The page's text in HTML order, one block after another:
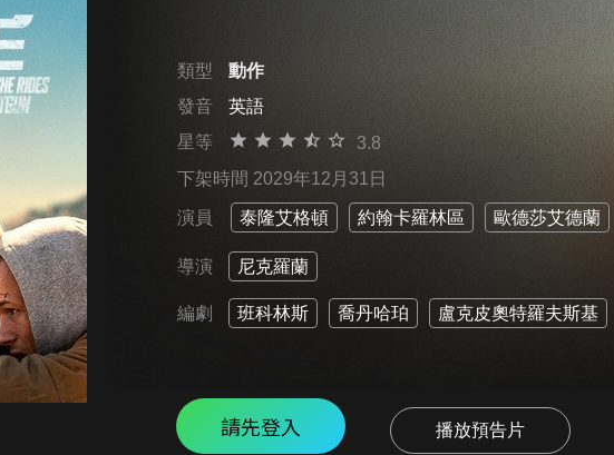
類型
動作
發音
英語
星等
3.8
下架時間 2029年12月31日
演員 泰隆艾格頓 約翰卡羅林區 歐德莎艾德蘭
導演 尼克羅蘭
編劇 班科林斯 喬丹哈珀 盧克皮奧特羅夫斯基
請先登入 播放預告片